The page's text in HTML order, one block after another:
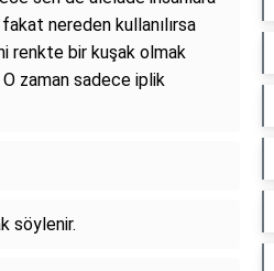
nereden kullanılırsa
renkte bir kuşak olmak
zaman sadece iplik
söylenir.